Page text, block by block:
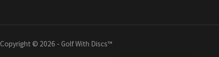
Copyright © 2026 - Golf With Discs™